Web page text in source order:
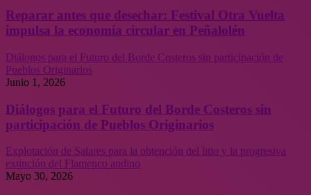
Reparar antes que desechar: Festival Otra Vuelta
impulsa la economía circular en Peñalolén
Diálogos para el Futuro del Borde Costeros sin participación de
Pueblos Originarios
Junio 1, 2026
Diálogos para el Futuro del Borde Costeros sin
participación de Pueblos Originarios
Explotación de Salares para la obtención del litio y la progresiva
extinción del Flamenco andino
Mayo 30, 2026